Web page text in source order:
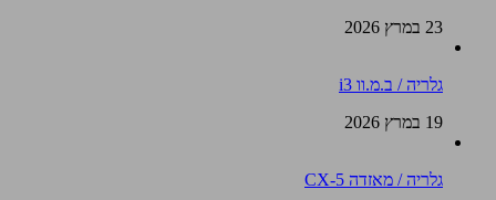
23 במרץ 2026
גלריה / ב.מ.וו i3
19 במרץ 2026
גלריה / מאזדה CX-5